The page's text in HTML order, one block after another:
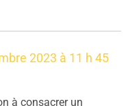
2023 à 11 h 45
à consacrer un